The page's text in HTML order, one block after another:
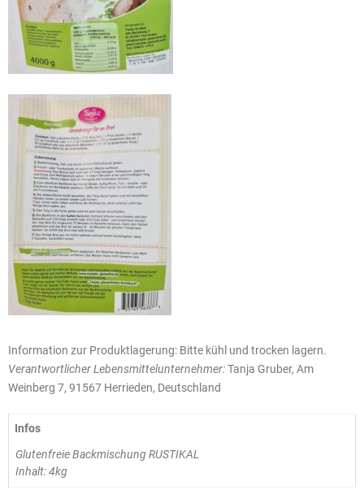
Information zur Produktlagerung: Bitte kühl und trocken lagern.
Verantwortlicher Lebensmittelunternehmer:Tanja Gruber, Am
Weinberg 7, 91567 Herrieden, Deutschland
Infos
Glutenfreie Backmischung RUSTIKAL
Inhalt: 4kg